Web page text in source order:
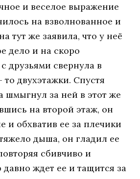
и веселое выражение
на взволнованное и
тут же заявила, что у неё
дело и на скоро
друзьями свернула в
то двухэтажки. Спустя
шмыгнул за ней в этот же
на второй этаж, он
и обхватив ее за плечики
дыша, он гладил ее
сбивчиво и
давно ждет ее и тащится за